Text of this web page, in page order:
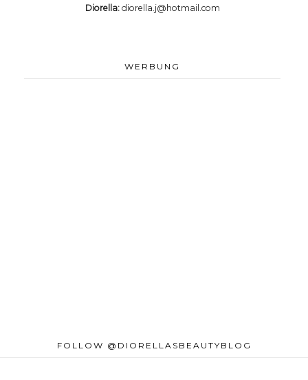
Diorella: diorella.j@hotmail.com
WERBUNG
FOLLOW @DIORELLASBEAUTYBLOG